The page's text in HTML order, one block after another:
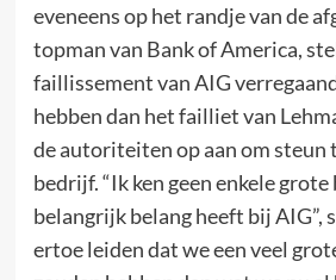
eveneens op het randje van de
topman van Bank of America,
faillissement van AIG
hebben dan het failliet van
de autoriteiten op aan om steun
bedrijf. “Ik ken geen enkele grote
belangrijk belang heeft bij AIG”,
ertoe leiden dat we een veel